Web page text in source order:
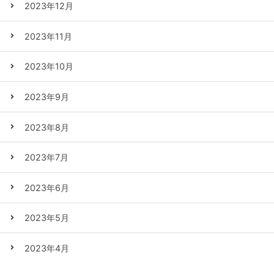
2023年12月
2023年11月
2023年10月
2023年9月
2023年8月
2023年7月
2023年6月
2023年5月
2023年4月